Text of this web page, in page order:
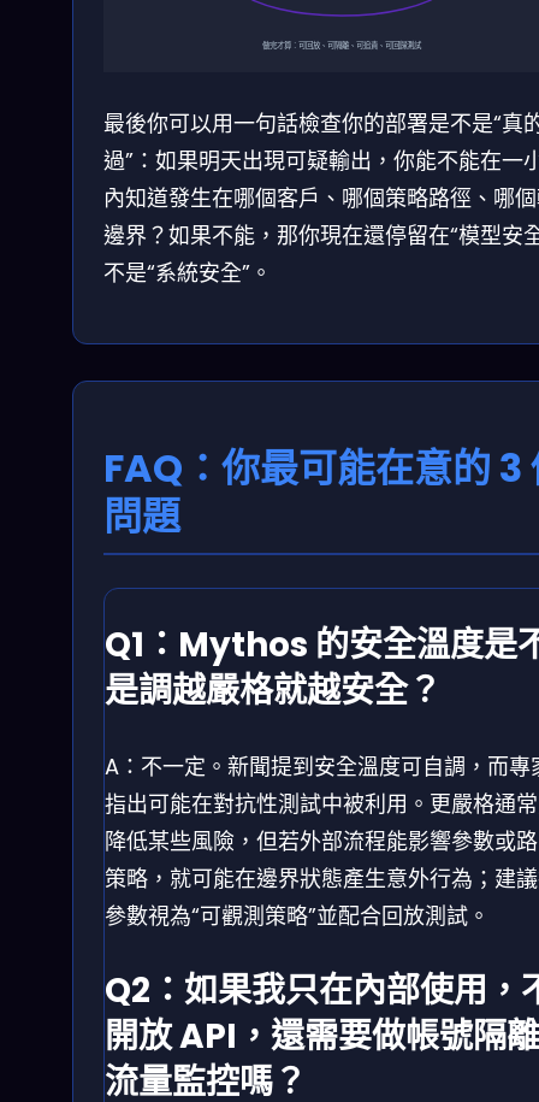
做完才算：可回放、可隔離、可追責、可回歸測試
最後你可以用一句話檢查你的部署是不是“真
過”：如果明天出現可疑輸出，你能不能在一
內知道發生在哪個客戶、哪個策略路徑、哪
邊界？如果不能，那你現在還停留在“模型安
不是“系統安全”。
FAQ：你最可能在意的 3
問題
Q1：Mythos 的安全溫度是
是調越嚴格就越安全？
A：不一定。新聞提到安全溫度可自調，而專
指出可能在對抗性測試中被利用。更嚴格通
降低某些風險，但若外部流程能影響參數或
策略，就可能在邊界狀態產生意外行為；建
參數視為“可觀測策略”並配合回放測試。
Q2：如果我只在內部使用，
開放 API，還需要做帳號隔
流量監控嗎？